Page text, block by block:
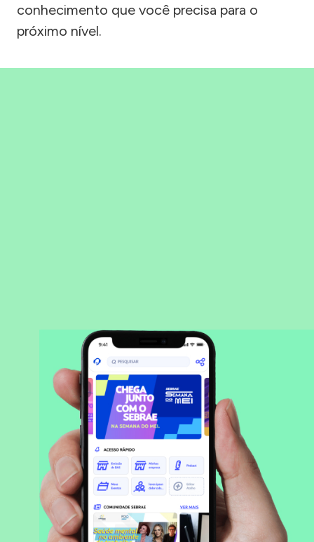
conhecimento que você precisa para o
próximo nível.